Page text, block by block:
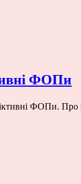
ФОПи
ФОПи. Про